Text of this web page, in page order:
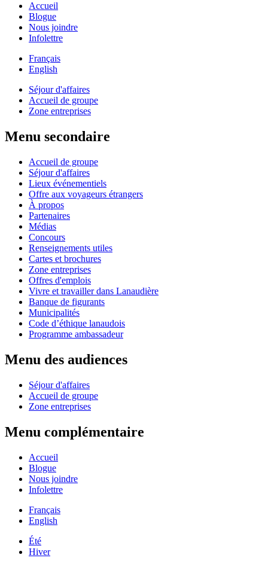
Accueil
Blogue
Nous joindre
Infolettre
Français
English
Séjour d'affaires
Accueil de groupe
Zone entreprises
Menu secondaire
Accueil de groupe
Séjour d'affaires
Lieux événementiels
Offre aux voyageurs étrangers
À propos
Partenaires
Médias
Concours
Renseignements utiles
Cartes et brochures
Zone entreprises
Offres d'emplois
Vivre et travailler dans Lanaudière
Banque de figurants
Municipalités
Code d’éthique lanaudois
Programme ambassadeur
Menu des audiences
Séjour d'affaires
Accueil de groupe
Zone entreprises
Menu complémentaire
Accueil
Blogue
Nous joindre
Infolettre
Français
English
Été
Hiver